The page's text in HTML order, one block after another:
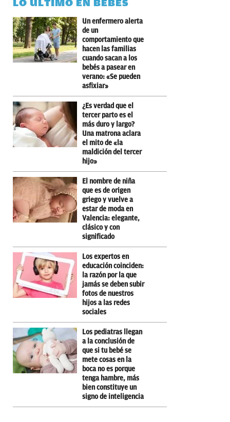
LO ÚLTIMO EN BEBÉS
Un enfermero alerta
de un
comportamiento que
hacen las familias
cuando sacan a los
bebés a pasear en
verano: «Se pueden
asfixiar»
¿Es verdad que el
tercer parto es el
más duro y largo?
Una matrona aclara
el mito de «la
maldición del tercer
hijo»
El nombre de niña
que es de origen
griego y vuelve a
estar de moda en
Valencia: elegante,
clásico y con
significado
Los expertos en
educación coinciden:
la razón por la que
jamás se deben subir
fotos de nuestros
hijos a las redes
sociales
Los pediatras llegan
a la conclusión de
que si tu bebé se
mete cosas en la
boca no es porque
tenga hambre, más
bien constituye un
signo de inteligencia